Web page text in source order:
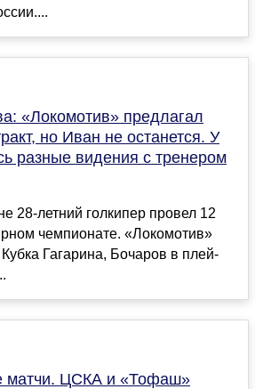
«Локомотив» предлагал
но Иван не останется. У
разные видения с тренером
28-летний голкипер провел 12
чемпионате. «Локомотив»
Гагарина, Бочаров в плей-
матчи. ЦСКА и «Тофаш»